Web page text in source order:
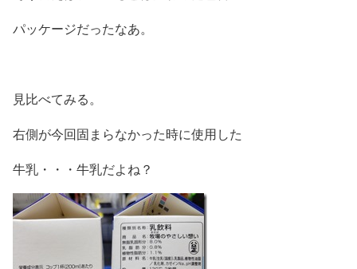
パッケージだったなあ。
見比べてみる。
右側が今回固まらなかった時に使用した
牛乳・・・牛乳だよね？